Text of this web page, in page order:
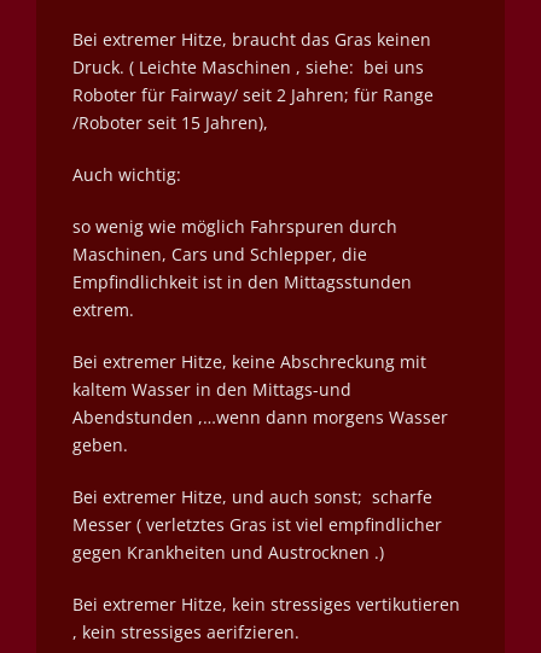
Bei extremer Hitze, braucht das Gras keinen
Druck. ( Leichte Maschinen , siehe: bei uns
Roboter für Fairway/ seit 2 Jahren; für Range
/Roboter seit 15 Jahren),
Auch wichtig:
so wenig wie möglich Fahrspuren durch
Maschinen, Cars und Schlepper, die
Empfindlichkeit ist in den Mittagsstunden
extrem.
Bei extremer Hitze, keine Abschreckung mit
kaltem Wasser in den Mittags-und
Abendstunden ,…wenn dann morgens Wasser
geben.
Bei extremer Hitze, und auch sonst; scharfe
Messer ( verletztes Gras ist viel empfindlicher
gegen Krankheiten und Austrocknen .)
Bei extremer Hitze, kein stressiges vertikutieren
, kein stressiges aerifzieren.